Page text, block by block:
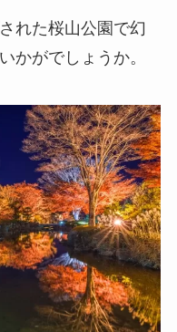
れた桜山公園で幻
かがでしょうか。